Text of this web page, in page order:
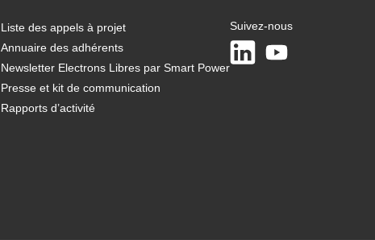
Liste des appels à projet
Annuaire des adhérents
Newsletter Electrons Libres par Smart Power
Presse et kit de communication
Rapports d’activité
Suivez-nous
LinkedInYoutube